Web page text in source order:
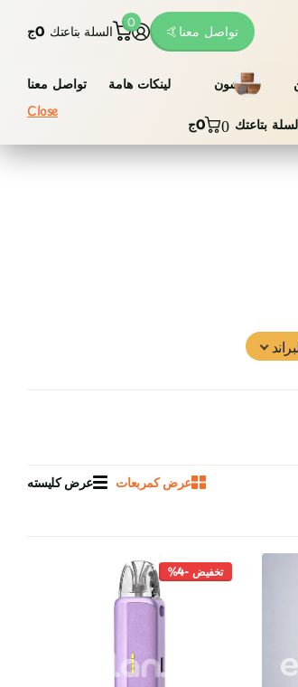
تواصل معنا🤙 السلة بتاعتك
0
0ج
فاشون لينكات هامة تواصل معنا
بتاعتك 0 0ج
Close
عرض كمربعات
عرض كليسته
تخفيض -4%